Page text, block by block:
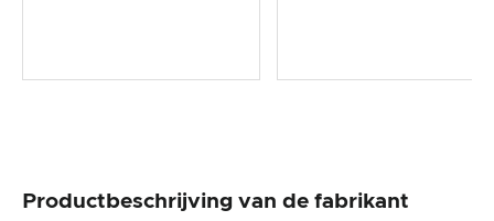
Productbeschrijving van de fabrikant